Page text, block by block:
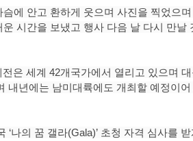
에 안고 환하게 웃으며 사진을 찍었으
시간을 보냈고 행사 다음 날 다시 만날
은 세계 42개국가에서 열리고 있으며
내년에는 남미대륙에도 개최할 예정이
‘나의 꿈 갤라(Gala)’ 초청 자격 심사를